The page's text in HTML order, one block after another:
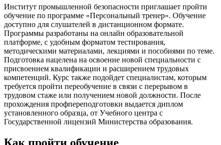
Институт промышленной безопасности приглашает пройти
обучение по программе «Персональный тренер». Обучение
доступно для слушателей в дистанционном формате.
Программы разработаны на онлайн образовательной
платформе, с удобным форматом тестирования,
методическими материалами, лекциями и пособиями по теме.
Подготовка нацелена на освоение новой специальности с
присвоением квалификации и расширением трудовых
компетенций. Курс также подойдет специалистам, которым
требуется пройти переобучение в связи с перерывом в
трудовом стаже или получением новой должности. После
прохождения профпереподготовки выдается диплом
установленного образца, от Учебного центра с
Государственной лицензий Министерства образования.
Как пройти обучение